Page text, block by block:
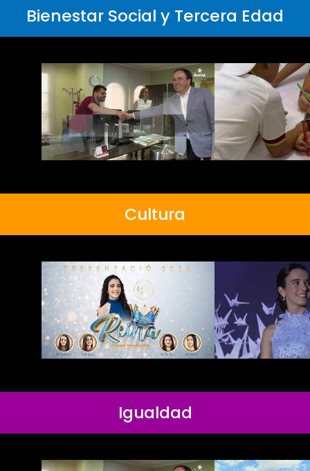
Bienestar Social y Tercera Edad
Cultura
Igualdad